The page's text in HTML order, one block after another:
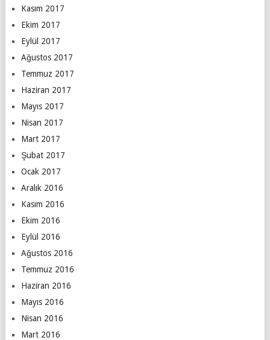
Kasım 2017
Ekim 2017
Eylül 2017
Ağustos 2017
Temmuz 2017
Haziran 2017
Mayıs 2017
Nisan 2017
Mart 2017
Şubat 2017
Ocak 2017
Aralık 2016
Kasım 2016
Ekim 2016
Eylül 2016
Ağustos 2016
Temmuz 2016
Haziran 2016
Mayıs 2016
Nisan 2016
Mart 2016